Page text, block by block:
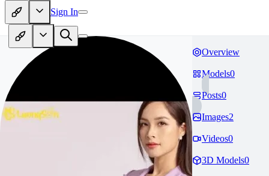
Sign In
Overview
Models0
Posts0
Images2
Videos0
3D Models0